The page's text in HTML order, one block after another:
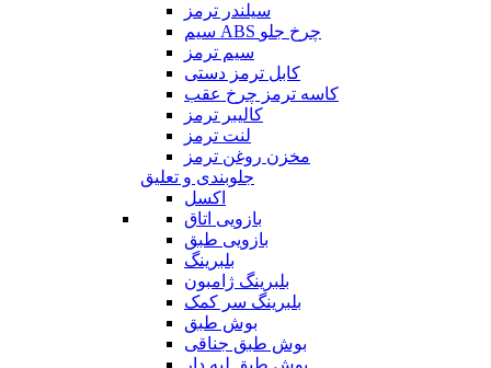
سیلندر ترمز
سیم ABS چرخ جلو
سیم ترمز
کابل ترمز دستی
کاسه ترمز چرخ عقب
کالیبر ترمز
لنت ترمز
مخزن روغن ترمز
جلوبندی و تعلیق
اکسل
بازویی اتاق
بازویی طبق
بلبرینگ
بلبرینگ ژامبون
بلبرینگ سر کمک
بوش طبق
بوش طبق جناقی
بوش طبق لبه دار